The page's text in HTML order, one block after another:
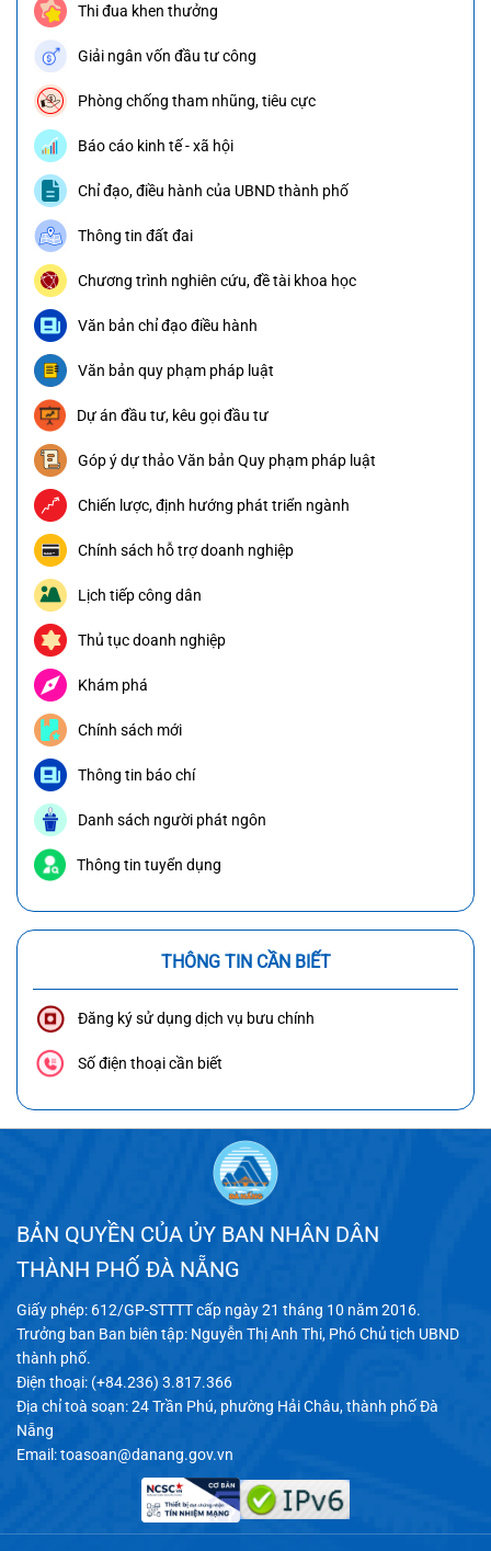
Thi đua khen thưởng
Giải ngân vốn đầu tư công
Phòng chống tham nhũng, tiêu cực
Báo cáo kinh tế - xã hội
Chỉ đạo, điều hành của UBND thành phố
Thông tin đất đai
Chương trình nghiên cứu, đề tài khoa học
Văn bản chỉ đạo điều hành
Văn bản quy phạm pháp luật
Dự án đầu tư, kêu gọi đầu tư
Góp ý dự thảo Văn bản Quy phạm pháp luật
Chiến lược, định hướng phát triển ngành
Chính sách hỗ trợ doanh nghiệp
Lịch tiếp công dân
Thủ tục doanh nghiệp
Khám phá
Chính sách mới
Thông tin báo chí
Danh sách người phát ngôn
Thông tin tuyển dụng
THÔNG TIN CẦN BIẾT
Đăng ký sử dụng dịch vụ bưu chính
Số điện thoại cần biết
BẢN QUYỀN CỦA ỦY BAN NHÂN DÂN
THÀNH PHỐ ĐÀ NẴNG
Giấy phép: 612/GP-STTTT cấp ngày 21 tháng 10 năm 2016.
Trưởng ban Ban biên tập: Nguyễn Thị Anh Thi, Phó Chủ tịch UBND
thành phố.
Điện thoại: (+84.236) 3.817.366
Địa chỉ toà soạn: 24 Trần Phú, phường Hải Châu, thành phố Đà
Nẵng
Email:toasoan@danang.gov.vn